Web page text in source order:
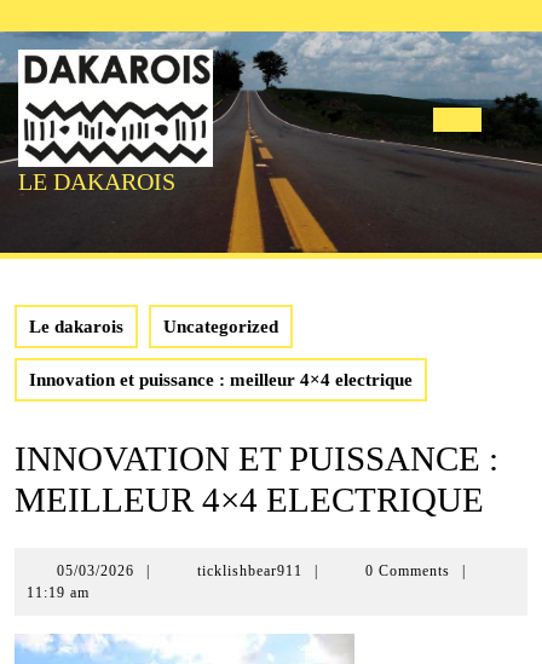
to
content
LE DAKAROIS
Open
Le dakarois Uncategorized
Innovation et puissance : meilleur 4×4 electrique
INNOVATION ET PUISSANCE :
MEILLEUR 4×4 ELECTRIQUE
05/03/2026 05/03/2026ticklishbear911 0 Comments
11:19 am